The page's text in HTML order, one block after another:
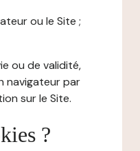
ou le Site ;
ou de validité,
navigateur par
sur le Site.
?